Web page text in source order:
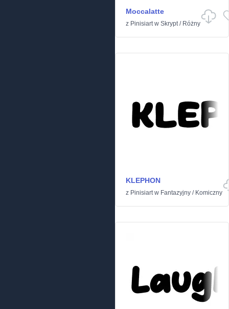
Moccalatte
z Pinisiartw Skrypt/ Różny
KLEPHON
z Pinisiartw Fantazyjny / Komiczny